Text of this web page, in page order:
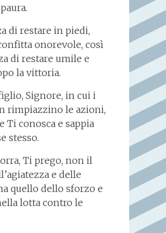
di restare in piedi,
onorevole, così
di restare umile e
la vittoria.
Signore, in cui i
rimpiazzino le azioni,
Ti conosca e sappia
stesso.
Ti prego, non il
e delle
quello dello sforzo e
lotta contro le